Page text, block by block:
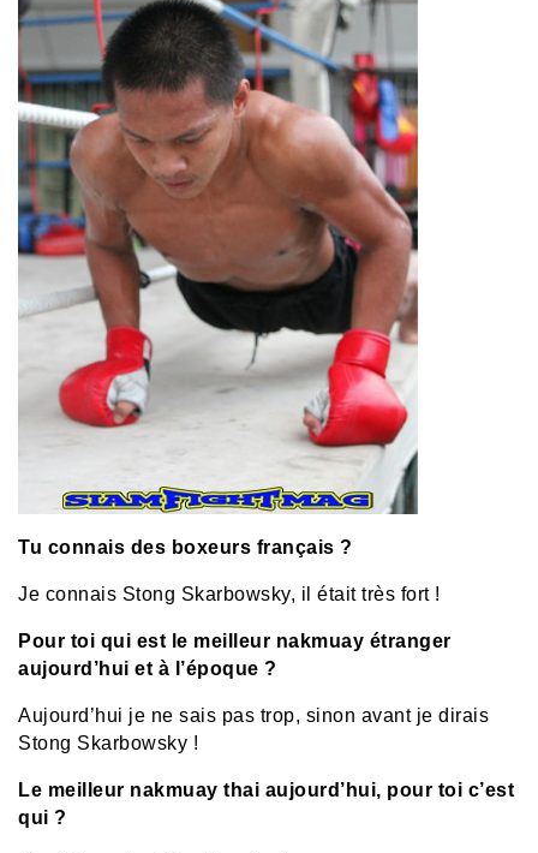
Tu connais des boxeurs français ?
Je connais Stong Skarbowsky, il était très fort !
Pour toi qui est le meilleur nakmuay étranger
aujourd’hui et à l’époque ?
Aujourd’hui je ne sais pas trop, sinon avant je dirais
Stong Skarbowsky !
Le meilleur nakmuay thai aujourd’hui, pour toi c’est
qui ?